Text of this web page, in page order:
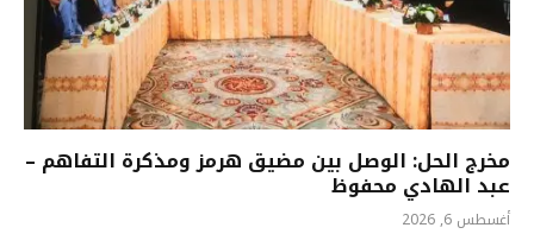
مخرج الحل: الوصل بين مضيق هرمز ومذكرة التفاهم –
عبد الهادي محفوظ
أغسطس 6, 2026